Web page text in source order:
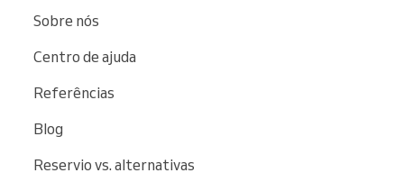
Sobre nós
Centro de ajuda
Referências
Blog
Reservio vs. alternativas